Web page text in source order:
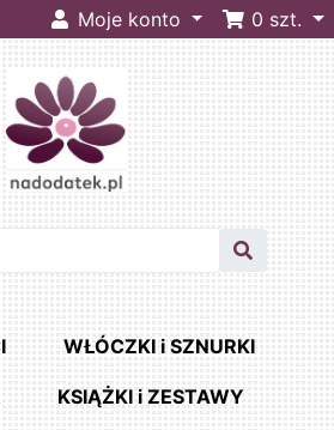
Moje konto 0 szt.
WŁÓCZKI i SZNURKI
KSIĄŻKI i ZESTAWY